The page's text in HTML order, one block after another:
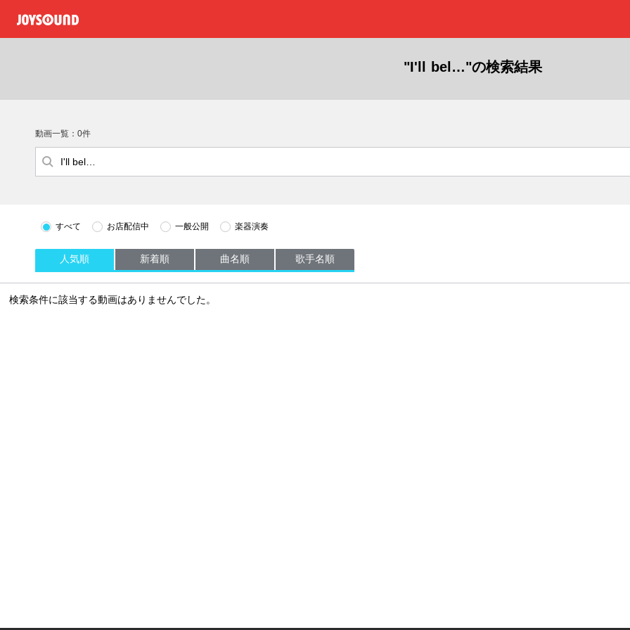
"I'll bel…"の検索結果
動画一覧：0件
すべて お店配信中 一般公開 楽器演奏
人気順 新着順 曲名順 歌手名順
検索条件に該当する動画はありませんでした。